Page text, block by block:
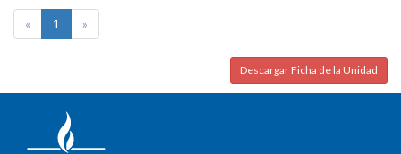
« 1 »
Descargar Ficha de la Unidad